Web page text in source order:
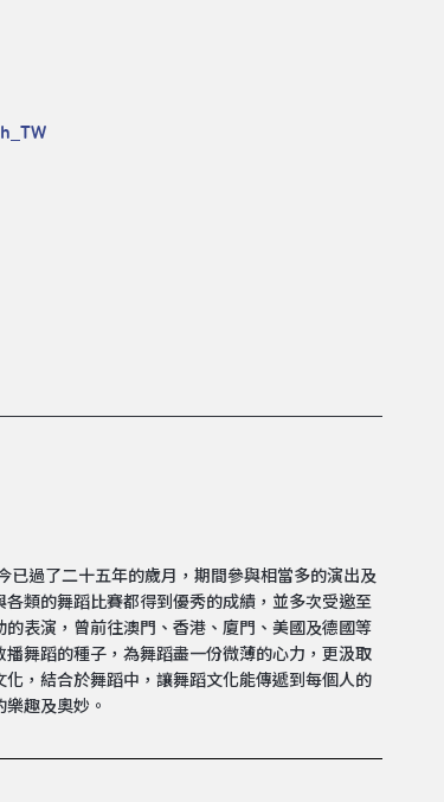
已過了二十五年的歲月，期間參與相當多的演出及
各類的舞蹈比賽都得到優秀的成績，並多次受邀至
的表演，曾前往澳門、香港、廈門、美國及德國等
播舞蹈的種子，為舞蹈盡一份微薄的心力，更汲取
化，結合於舞蹈中，讓舞蹈文化能傳遞到每個人的
趣及奧妙。